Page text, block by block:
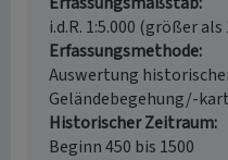
i.d.R. 1:5.000 (größer als
Erfassungsmethode
Auswertung
Geländebegehung/-
Historischer Zeitraum
Beginn 450 bis 1500